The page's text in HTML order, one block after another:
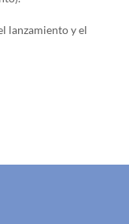
lanzamiento y el